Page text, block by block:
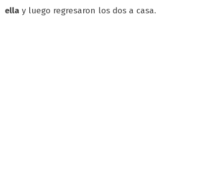
ella y luego regresaron los dos a casa.